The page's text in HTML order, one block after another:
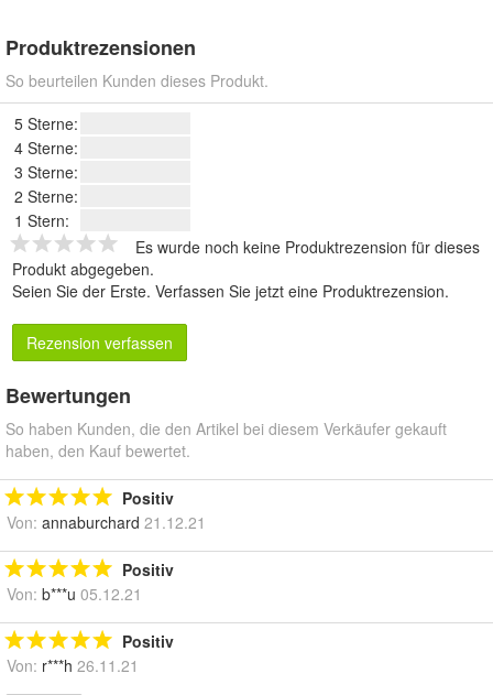
Produktrezensionen
So beurteilen Kunden dieses Produkt.
5 Sterne:
4 Sterne:
3 Sterne:
2 Sterne:
1 Stern:
Es wurde noch keine Produktrezension für dieses
Produkt abgegeben.
Seien Sie der Erste. Verfassen Sie jetzt eine Produktrezension.
Rezension verfassen
Bewertungen
So haben Kunden, die den Artikel bei diesem Verkäufer gekauft
haben, den Kauf bewertet.
Positiv
Von: annaburchard 21.12.21
Positiv
Von: b***u 05.12.21
Positiv
Von: r***h 26.11.21